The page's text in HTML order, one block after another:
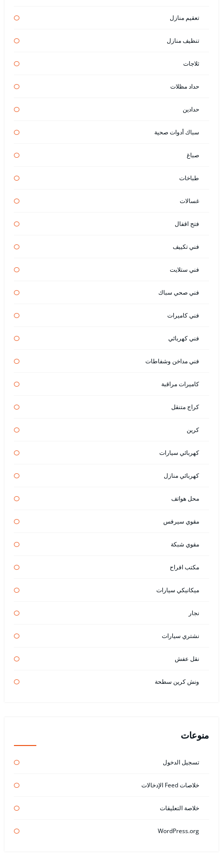
تعقيم منازل
تنظيف منازل
ثلاجات
حداد مظلات
حدادين
سباك أدوات صحية
صباغ
طباخات
غسالات
فتح اقفال
فني تكييف
فني ستلايت
فني صحي سباك
فني كاميرات
فني كهربائي
فني مداخن وشفاطات
كاميرات مراقبة
كراج متنقل
كرين
كهربائي سيارات
كهربائي منازل
محل هواتف
مقوي سيرفس
مقوي شبكة
مكتب افراح
ميكانيكي سيارات
نجار
نشتري سيارات
نقل عفش
ونش كرين سطحة
منوعات
تسجيل الدخول
خلاصات Feed الإدخالات
خلاصة التعليقات
WordPress.org